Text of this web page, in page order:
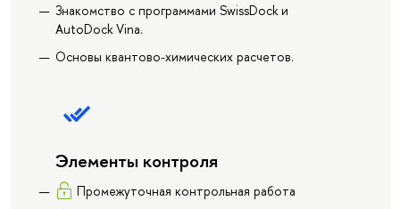
Знакомство с программами SwissDock и
AutoDock Vina.
Основы квантово-химических расчетов.
Элементы контроля
Промежуточная контрольная работа